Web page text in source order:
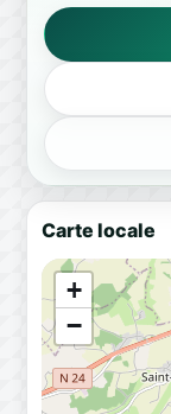
Carte locale
+
−